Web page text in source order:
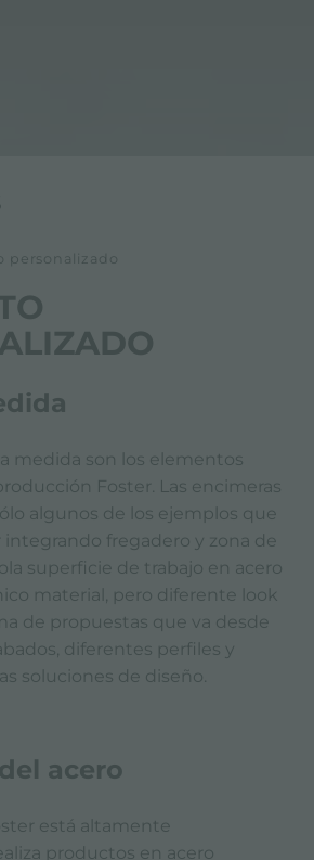
personalizado
medida son los elementos
Foster. Las encimeras
algunos de los ejemplos que
integrando fregadero y zona de
superficie de trabajo en acero
material, pero diferente look
de propuestas que va desde
diferentes perfiles y
soluciones de diseño.
acero
está altamente
productos en acero